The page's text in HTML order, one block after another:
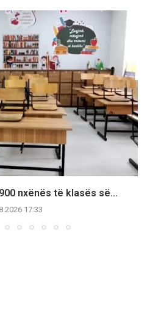
nxënës të klasës së...
17:33